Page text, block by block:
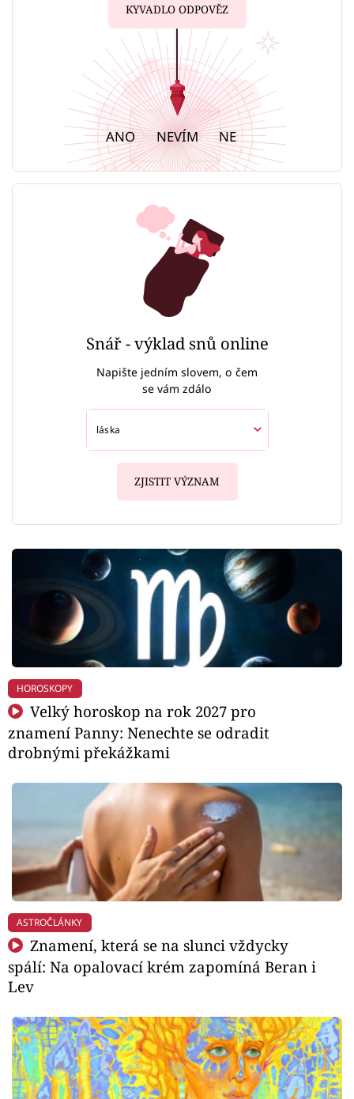
KYVADLO ODPOVĚZ
ANO NEVÍM NE
Snář - výklad snů online
Napište jedním slovem, o čem
se vám zdálo
ZJISTIT VÝZNAM
HOROSKOPY
Velký horoskop na rok 2027 pro
znamení Panny: Nenechte se odradit
drobnými překážkami
ASTROČLÁNKY
Znamení, která se na slunci vždycky
spálí: Na opalovací krém zapomíná Beran i
Lev